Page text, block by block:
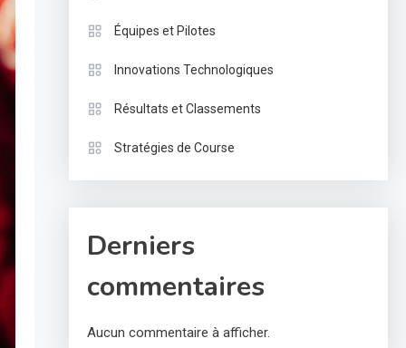
Équipes et Pilotes
Innovations Technologiques
Résultats et Classements
Stratégies de Course
Derniers
commentaires
Aucun commentaire à afficher.